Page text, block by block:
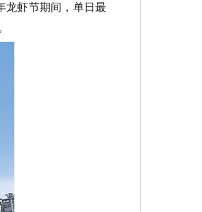
龙虾节期间，单日最